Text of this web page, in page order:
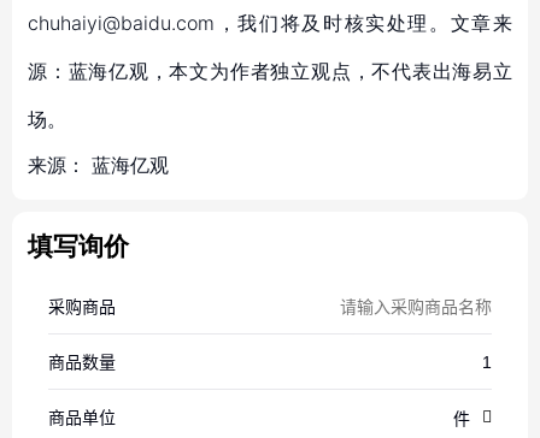
chuhaiyi@baidu.com，我们将及时核实处理。文章来
源：蓝海亿观，本文为作者独立观点，不代表出海易立
场。
来源： 蓝海亿观
填写询价